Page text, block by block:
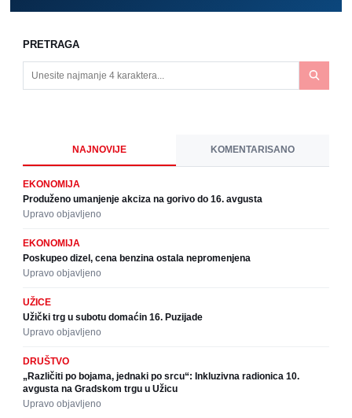
PRETRAGA
NAJNOVIJE KOMENTARISANO
EKONOMIJA
Produženo umanjenje akciza na gorivo do 16. avgusta
Upravo objavljeno
EKONOMIJA
Poskupeo dizel, cena benzina ostala nepromenjena
Upravo objavljeno
UŽICE
Užički trg u subotu domaćin 16. Puzijade
Upravo objavljeno
DRUŠTVO
„Različiti po bojama, jednaki po srcu“: Inkluzivna radionica 10.
avgusta na Gradskom trgu u Užicu
Upravo objavljeno